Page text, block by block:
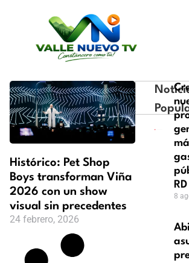
Histórico: Pet Shop
Boys transforman Viña
2026 con un show
visual sin precedentes
24 febrero, 2026
RD
8